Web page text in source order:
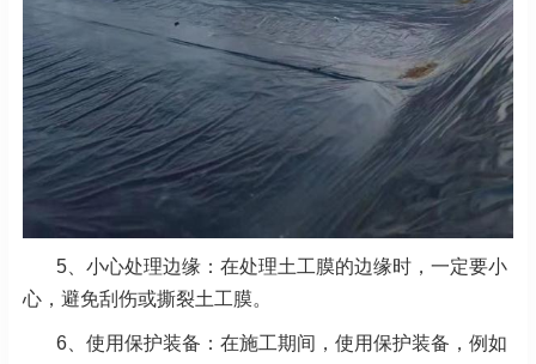
5、小心处理边缘：在处理土工膜的边缘时，一定要小
心，避免刮伤或撕裂土工膜。
6、使用保护装备：在施工期间，使用保护装备，例如